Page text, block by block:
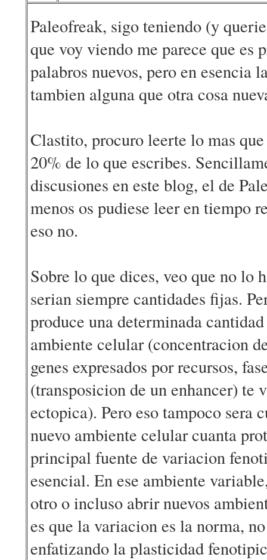
Paleofreak, sigo teniendo (y
que voy viendo me parece que es
palabros nuevos, pero en esencia
tambien alguna que otra cosa
Clastito, procuro leerte lo mas
20% de lo que escribes.
discusiones en este blog, el de
menos os pudiese leer en tiempo
eso no.
Sobre lo que dices, veo que no lo
serian siempre cantidades fijas.
produce una determinada
ambiente celular (concentracion
genes expresados por recursos,
(transposicion de un enhancer)
ectopica). Pero eso tampoco sera
nuevo ambiente celular cuanta
principal fuente de variacion
esencial. En ese ambiente
otro o incluso abrir nuevos
es que la variacion es la norma,
enfatizando la plasticidad